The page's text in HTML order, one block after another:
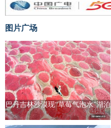
图片广场
巴丹吉林沙漠现“草莓气泡水”湖泊